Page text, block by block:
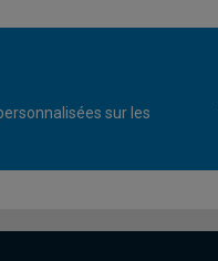
sur les